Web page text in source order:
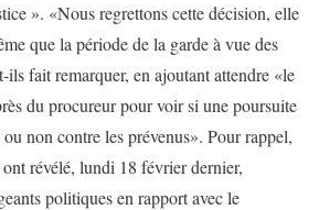
». «Nous regrettons cette décision, elle
que la période de la garde à vue des
ils fait remarquer, en ajoutant attendre «le
du procureur pour voir si une poursuite
non contre les prévenus». Pour rappel,
révélé, lundi 18 février dernier,
politiques en rapport avec le